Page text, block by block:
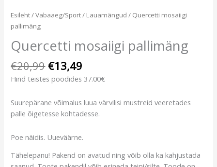
Esileht/Vabaaeg/Sport/ Lauamängud / Quercetti mosaiigi
pallimäng
Quercetti mosaiigi pallimäng
€20,99 €13,49
Hind teistes poodides 37.00€
Suurepärane võimalus luua värvilisi mustreid veeretades
palle õigetesse kohtadesse.
Poe näidis. Uueväärne.
Tähelepanu! Pakend on avatud ning võib olla ka kahjustada